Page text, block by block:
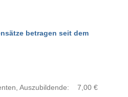
betragen seit dem
Auszubildende: 7,00 €